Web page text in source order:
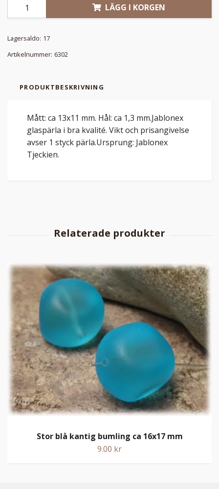
LÄGG I KORGEN
Lagersaldo: 17
Artikelnummer: 6302
PRODUKTBESKRIVNING
Mått: ca 13x11 mm. Hål: ca 1,3 mm.Jablonex
glaspärla i bra kvalité. Vikt och prisangivelse
avser 1 styck pärla.Ursprung: Jablonex
Tjeckien.
Stor blå kantig bumling ca 16x17 mm
9.00 kr